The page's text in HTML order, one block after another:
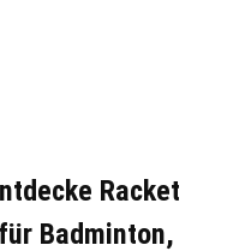
Racket
Badminton,